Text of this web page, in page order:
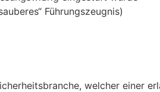
Führungszeugnis)
welcher einer